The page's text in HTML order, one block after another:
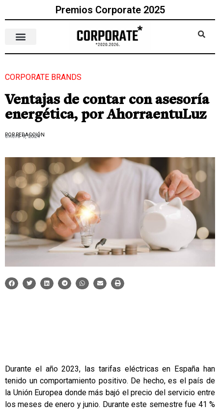
Premios Corporate 2025
CORPORATE BRANDS
Ventajas de contar con asesoría
energética, por AhorraentuLuz
POR REDACCIÓN
enero 9, 2024
Durante el año 2023, las tarifas eléctricas en España han
tenido un comportamiento positivo. De hecho, es el país de
la Unión Europea donde más bajó el precio del servicio entre
los meses de enero y junio. Durante este semestre fue 41 %